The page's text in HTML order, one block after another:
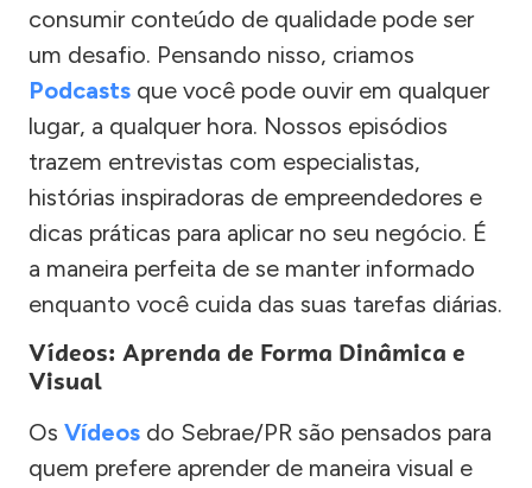
consumir conteúdo de qualidade pode ser
um desafio. Pensando nisso, criamos
Podcasts que você pode ouvir em qualquer
lugar, a qualquer hora. Nossos episódios
trazem entrevistas com especialistas,
histórias inspiradoras de empreendedores e
dicas práticas para aplicar no seu negócio. É
a maneira perfeita de se manter informado
enquanto você cuida das suas tarefas diárias.
Vídeos: Aprenda de Forma Dinâmica e
Visual
Os Vídeos do Sebrae/PR são pensados para
quem prefere aprender de maneira visual e